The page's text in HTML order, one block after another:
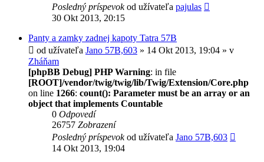
Posledný príspevokod užívateľa pajulas
30 Okt 2013, 20:15
Panty a zamky zadnej kapoty Tatra 57B
od užívateľa Jano 57B,603 » 14 Okt 2013, 19:04 » v
Zháňam
[phpBB Debug] PHP Warning: in file
[ROOT]/vendor/twig/twig/lib/Twig/Extension/Core.php
on line 1266: count(): Parameter must be an array or an
object that implements Countable
0 Odpovedí
26757 Zobrazení
Posledný príspevokod užívateľa Jano 57B,603
14 Okt 2013, 19:04